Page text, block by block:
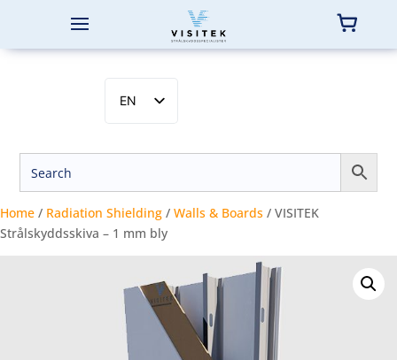
EN
SV
DA
Home / Radiation Shielding / Walls & Boards / VISITEK
Strålskyddsskiva – 1 mm bly